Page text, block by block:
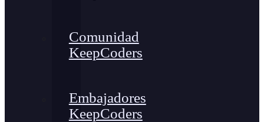
Comunidad
KeepCoders
Embajadores
KeepCoders